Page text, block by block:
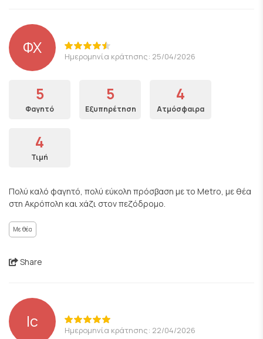
ΦΧ Ημερομηνία κράτησης: 25/04/2026
5
Φαγητό
5
Εξυπηρέτηση
4
Ατμόσφαιρα
4
Τιμή
Πολύ καλό φαγητό, πολύ εύκολη πρόσβαση με το Metro, με θέα
στη Ακρόπολη και χάζι στον πεζόδρομο.
Με θέα
Share
lc Ημερομηνία κράτησης: 22/04/2026